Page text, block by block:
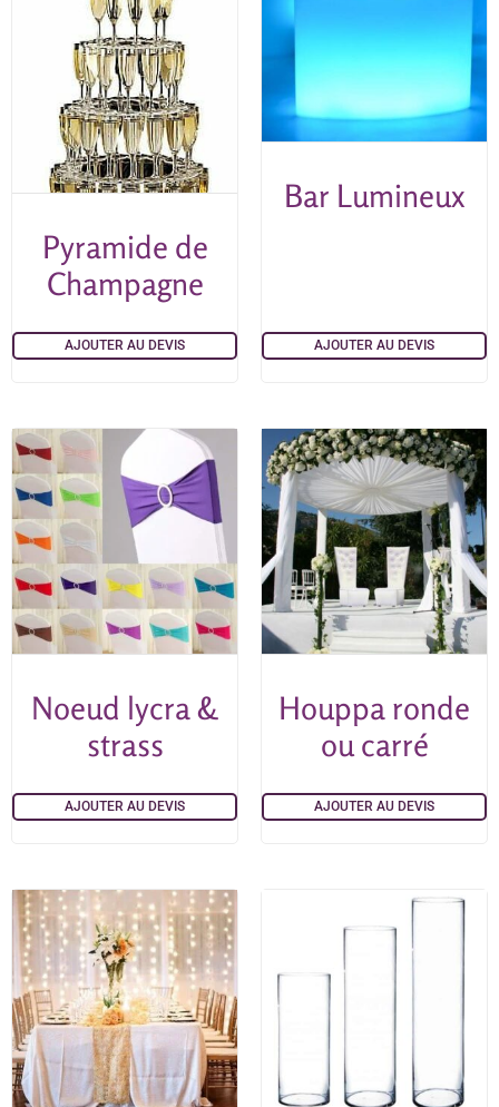
Pyramide de
Champagne
AJOUTER AU DEVIS
Bar Lumineux
AJOUTER AU DEVIS
Noeud lycra &
strass
AJOUTER AU DEVIS
Houppa ronde
ou carré
AJOUTER AU DEVIS